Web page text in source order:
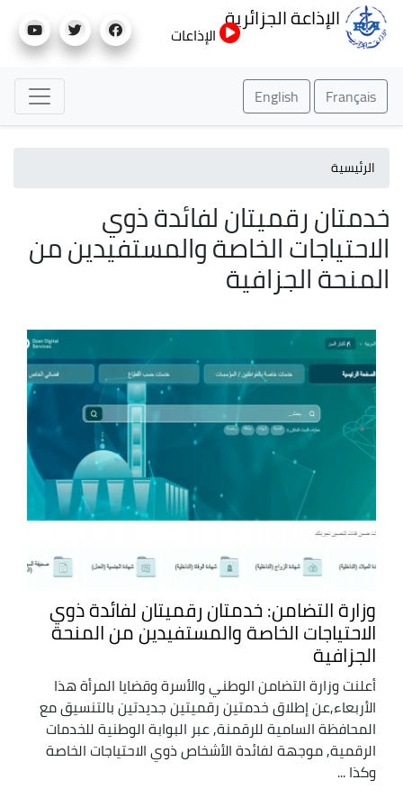
إلى
الإذاعة الجزائرية
الإذاعات
Français
English
الرئيسية
خدمتان رقميتان لفائدة ذوي
الاحتياجات الخاصة والمستفيدين من
المنحة الجزافية
وزارة التضامن: خدمتان رقميتان لفائدة ذوي
الاحتياجات الخاصة والمستفيدين من المنحة
الجزافية
أعلنت وزارة التضامن الوطني والأسرة وقضايا المرأة هذا
الأربعاء,عن إطلاق خدمتين رقميتين جديدتين بالتنسيق مع
المحافظة السامية للرقمنة, عبر البوابة الوطنية للخدمات
الرقمية, موجهة لفائدة الأشخاص ذوي الاحتياجات الخاصة
وكذا ...